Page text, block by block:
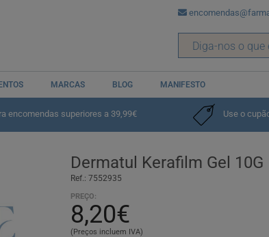
MARCAS BLOG MANIFESTO
encomendas superiores a 39,99€ Use o
Dermatul Kerafilm Gel 10G
Ref.: 7552935
PREÇO:
8,20€
(Preços incluem IVA)